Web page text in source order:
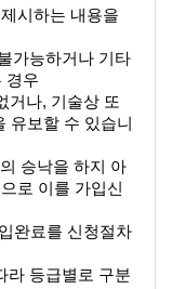
시하는 내용을
가능하거나 기타
경우
거나, 기술상 또
유보할 수 있습니
승낙을 하지 아
로 이를 가입신
완료를 신청절차
라 등급별로 구분